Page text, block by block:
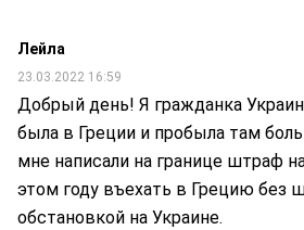
Лейла
23.03.2022 16:59
Добрый день! Я гражданка
была в Греции и пробыла там
мне написали на границе штраф
этом году въехать в Грецию без
обстановкой на Украине.